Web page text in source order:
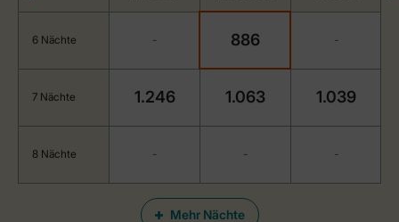
Mehr Nächte
6 Nächte - 886 -
7 Nächte 1.246 1.063 1.039
8 Nächte - - -